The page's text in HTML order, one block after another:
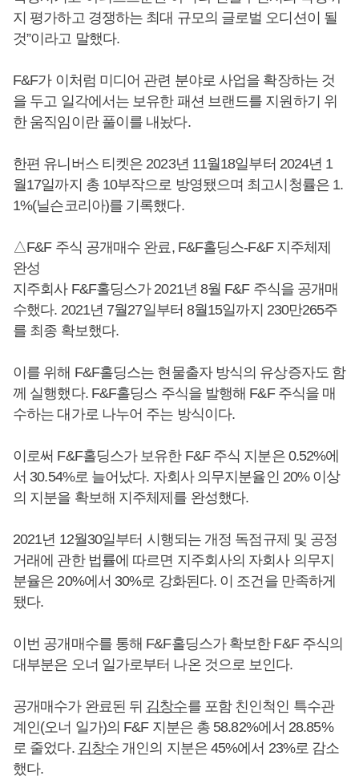
지 평가하고 경쟁하는 최대 규모의 글로벌 오디션이 될
것”이라고 말했다.
F&F가 이처럼 미디어 관련 분야로 사업을 확장하는 것
을 두고 일각에서는 보유한 패션 브랜드를 지원하기 위
한 움직임이란 풀이를 내놨다.
한편 유니버스 티켓은 2023년 11월18일부터 2024년 1
월17일까지 총 10부작으로 방영됐으며 최고시청률은 1.
1%(닐슨코리아)를 기록했다.
△F&F 주식 공개매수 완료, F&F홀딩스-F&F 지주체제
완성
지주회사 F&F홀딩스가 2021년 8월 F&F 주식을 공개매
수했다. 2021년 7월27일부터 8월15일까지 230만265주
를 최종 확보했다.
이를 위해 F&F홀딩스는 현물출자 방식의 유상증자도 함
께 실행했다. F&F홀딩스 주식을 발행해 F&F 주식을 매
수하는 대가로 나누어 주는 방식이다.
이로써 F&F홀딩스가 보유한 F&F 주식 지분은 0.52%에
서 30.54%로 늘어났다. 자회사 의무지분율인 20% 이상
의 지분을 확보해 지주체제를 완성했다.
2021년 12월30일부터 시행되는 개정 독점규제 및 공정
거래에 관한 법률에 따르면 지주회사의 자회사 의무지
분율은 20%에서 30%로 강화된다. 이 조건을 만족하게
됐다.
이번 공개매수를 통해 F&F홀딩스가 확보한 F&F 주식의
대부분은 오너 일가로부터 나온 것으로 보인다.
공개매수가 완료된 뒤 김창수를 포함 친인척인 특수관
계인(오너 일가)의 F&F 지분은 총 58.82%에서 28.85%
로 줄었다. 김창수 개인의 지분은 45%에서 23%로 감소
했다.